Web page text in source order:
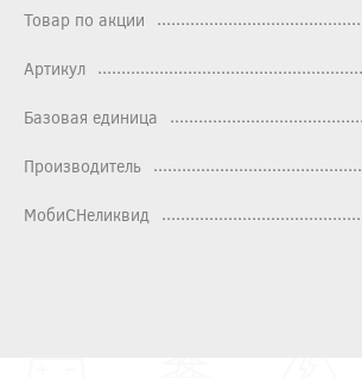
Товар по акции
Артикул
Базовая единица
Производитель
МобиСНеликвид